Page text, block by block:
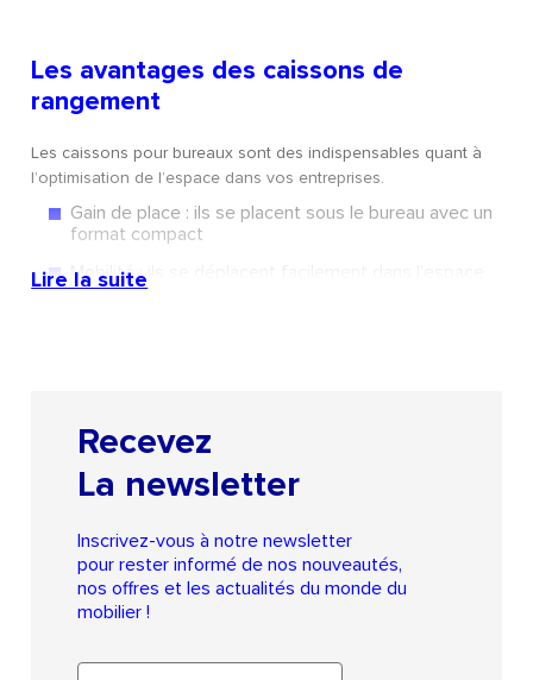
Les avantages des caissons de
rangement
Les caissons pour bureaux sont des indispensables quant à
l’optimisation de l’espace dans vos entreprises.
Gain de place : ils se placent sous le bureau avec un
format compact
Mobilité : ils se déplacent facilement dans l’espace
grâce à leurs roulettes
Sécurité : Les caissons mobiles sont dotés de
serrures à clé
Esthétique soignée : Plusieurs modèles sont
avec plusieurs coloris différents
Nos modèles de caissons de
Lire la suite
Recevez
La newsletter
Inscrivez-vous à notre newsletter
pour rester informé de nos nouveautés,
nos offres et les actualités du monde du
mobilier !